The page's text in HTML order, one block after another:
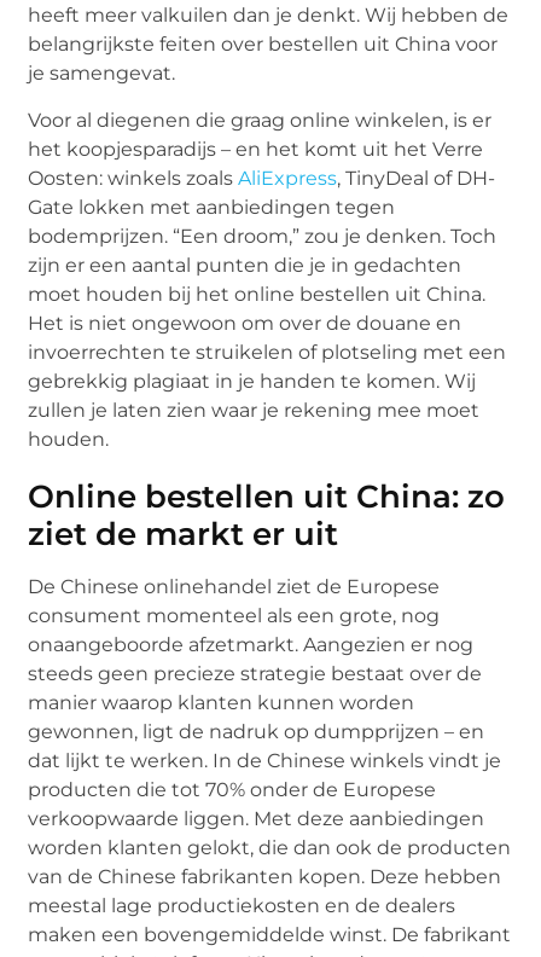
heeft meer valkuilen dan je denkt. Wij hebben de
belangrijkste feiten over bestellen uit China voor
je samengevat.
Voor al diegenen die graag online winkelen, is er
het koopjesparadijs – en het komt uit het Verre
Oosten: winkels zoalsAliExpress, TinyDeal of DH-
Gate lokken met aanbiedingen tegen
bodemprijzen. “Een droom,” zou je denken. Toch
zijn er een aantal punten die je in gedachten
moet houden bij het online bestellen uit China.
Het is niet ongewoon om over de douane en
invoerrechten te struikelen of plotseling met een
gebrekkig plagiaat in je handen te komen. Wij
zullen je laten zien waar je rekening mee moet
houden.
Online bestellen uit China: zo
ziet de markt er uit
De Chinese onlinehandel ziet de Europese
consument momenteel als een grote, nog
onaangeboorde afzetmarkt. Aangezien er nog
steeds geen precieze strategie bestaat over de
manier waarop klanten kunnen worden
gewonnen, ligt de nadruk op dumpprijzen – en
dat lijkt te werken. In de Chinese winkels vindt je
producten die tot 70% onder de Europese
verkoopwaarde liggen. Met deze aanbiedingen
worden klanten gelokt, die dan ook de producten
van de Chinese fabrikanten kopen. Deze hebben
meestal lage productiekosten en de dealers
maken een bovengemiddelde winst. De fabrikant